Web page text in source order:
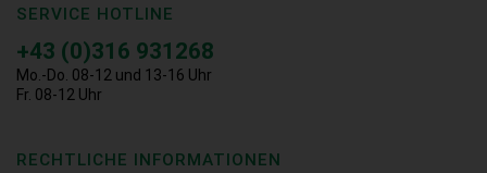
SERVICE HOTLINE
+43 (0)316 931268
Mo.-Do. 08-12 und 13-16 Uhr
Fr. 08-12 Uhr
RECHTLICHE INFORMATIONEN